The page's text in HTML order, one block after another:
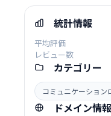
統計情報
平均評価
レビュー数
カテゴリー
コミュニケーション
ドメイン情報